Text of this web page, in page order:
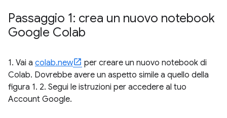
Passaggio 1: crea un nuovo notebook
Google Colab
1. Vai a colab.new
per creare un nuovo notebook di
Colab. Dovrebbe avere un aspetto simile a quello della
figura 1. 2. Segui le istruzioni per accedere al tuo
Account Google.